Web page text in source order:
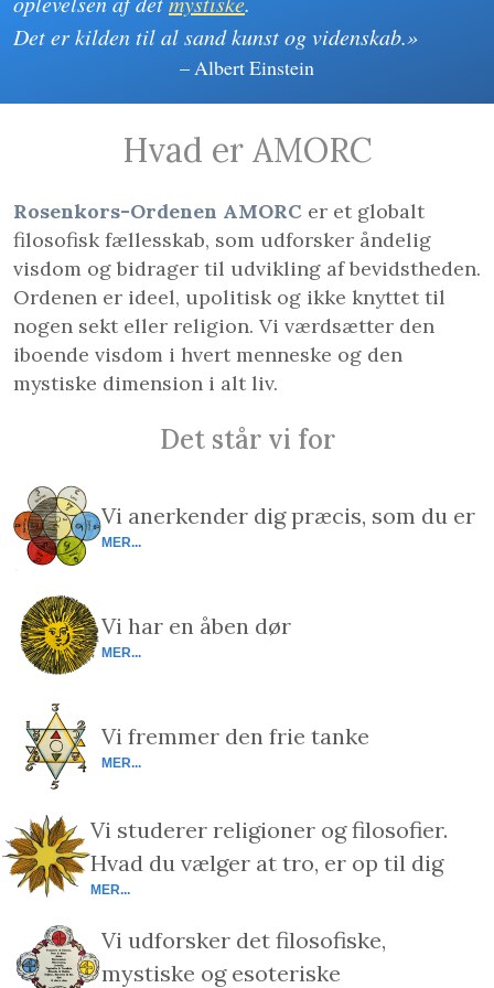
Det er kilden til al sand kunst og videnskab.»
– Albert Einstein
Hvad er AMORC
Rosenkors-Ordenen AMORC er et globalt
filosofisk fællesskab, som udforsker åndelig
visdom og bidrager til udvikling af bevidstheden.
Ordenen er ideel, upolitisk og ikke knyttet til
nogen sekt eller religion. Vi værdsætter den
iboende visdom i hvert menneske og den
mystiske dimension i alt liv.
Det står vi for
Vi anerkender dig præcis, som du er
MER...
Vi har en åben dør
MER...
Vi fremmer den frie tanke
MER...
Vi studerer religioner og filosofier.
Hvad du vælger at tro, er op til dig
MER...
Vi udforsker det filosofiske,
mystiske og esoteriske